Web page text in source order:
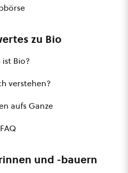
zu Bio
ist Bio?
verstehen?
aufs Ganze
FAQ
und -bauern